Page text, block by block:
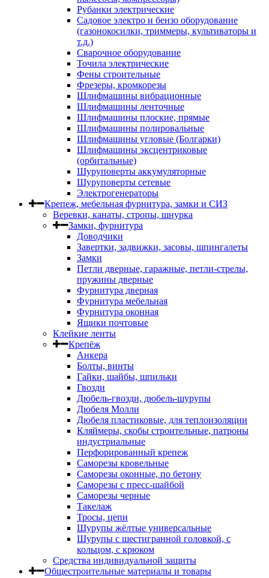
Рубанки электрические
Садовое электро и бензо оборудование
(газонокосилки, триммеры, культиваторы и
т.д.)
Сварочное оборудование
Точила электрические
Фены строительные
Фрезеры, кромкорезы
Шлифмашины вибрационные
Шлифмашины ленточные
Шлифмашины плоские, прямые
Шлифмашины полировальные
Шлифмашины угловые (Болгарки)
Шлифмашины эксцентриковые
(орбитальные)
Шуруповерты аккумуляторные
Шуруповерты сетевые
Электрогенераторы
Крепеж, мебельная фурнитура, замки и СИЗ
Веревки, канаты, стропы, шнурка
Замки, фурнитура
Доводчики
Завертки, задвижки, засовы, шпингалеты
Замки
Петли дверные, гаражные, петли-стрелы,
пружины дверные
Фурнитура дверная
Фурнитура мебельная
Фурнитура оконная
Ящики почтовые
Клейкие ленты
Крепёж
Анкера
Болты, винты
Гайки, шайбы, шпильки
Гвозди
Дюбель-гвозди, дюбель-шурупы
Дюбеля Молли
Дюбеля пластиковые, для теплоизоляции
Кляймеры, скобы строительные, патроны
индустриальные
Перфорированный крепеж
Саморезы кровельные
Саморезы оконные, по бетону
Саморезы с пресс-шайбой
Саморезы черные
Такелаж
Тросы, цепи
Шурупы жёлтые универсальные
Шурупы с шестигранной головкой, с
кольцом, с крюком
Средства индивидуальной защиты
Общестроительные материалы и товары